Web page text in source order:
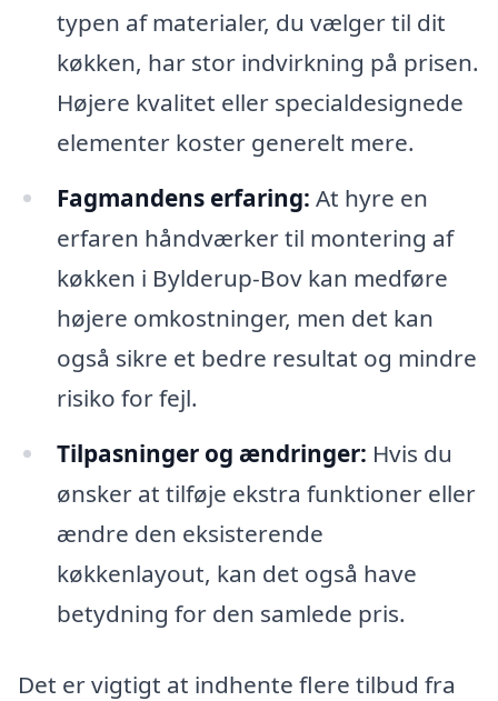
typen af materialer, du vælger til dit
køkken, har stor indvirkning på prisen.
Højere kvalitet eller specialdesignede
elementer koster generelt mere.
Fagmandens erfaring: At hyre en
erfaren håndværker til montering af
køkken i Bylderup-Bov kan medføre
højere omkostninger, men det kan
også sikre et bedre resultat og mindre
risiko for fejl.
Tilpasninger og ændringer: Hvis du
ønsker at tilføje ekstra funktioner eller
ændre den eksisterende
køkkenlayout, kan det også have
betydning for den samlede pris.
Det er vigtigt at indhente flere tilbud fra